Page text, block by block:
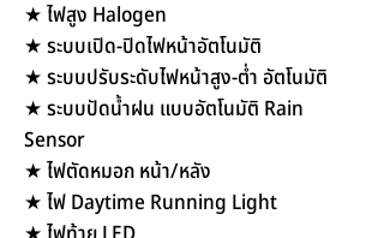
★ ไฟสูง Halogen
★ ระบบเปิด-ปิดไฟหน้าอัตโนมัติ
★ ระบบปรับระดับไฟหน้าสูง-ต่ำ อัตโนมัติ
★ ระบบปัดน้ำฝน แบบอัตโนมัติ Rain
Sensor
★ ไฟตัดหมอก หน้า/หลัง
★ ไฟ Daytime Running Light